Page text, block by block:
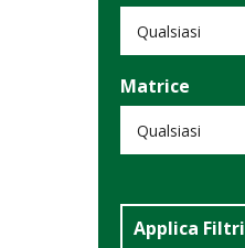
Matrice
Applica Filtri